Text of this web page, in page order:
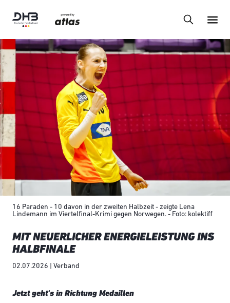
16 Paraden - 10 davon in der zweiten Halbzeit - zeigte Lena
Lindemann im Viertelfinal-Krimi gegen Norwegen. - Foto: kolektiff
MIT NEUERLICHER ENERGIELEISTUNG INS
HALBFINALE
02.07.2026 | Verband
Jetzt geht's in Richtung Medaillen